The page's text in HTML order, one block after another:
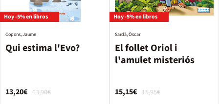
Hoy -5% en libros
Qui estima l'Evo?
Copons, Jaume
13,90€
13,20€
Hoy -5% en libros
El follet Oriol i
l'amulet misteriós
Sardà, Òscar
15,95€
15,15€